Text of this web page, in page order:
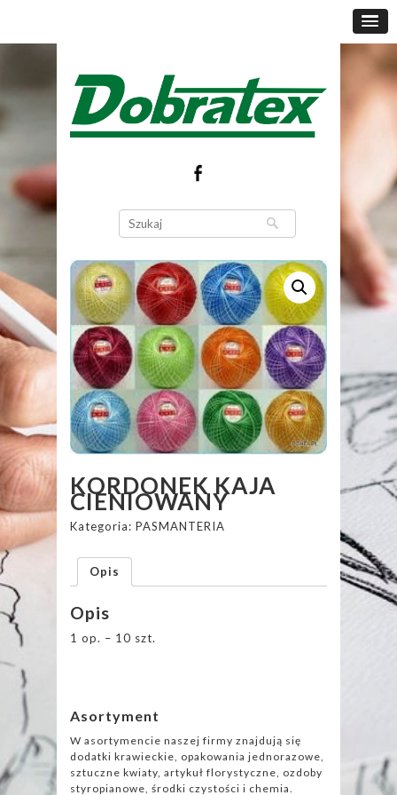
KORDONEK KAJA
CIENIOWANY
Kategoria: PASMANTERIA
Opis
Opis
1 op. – 10 szt.
Asortyment
W asortymencie naszej firmy znajdują się
dodatki krawieckie, opakowania jednorazowe,
sztuczne kwiaty, artykuł florystyczne, ozdoby
styropianowe, środki czystości i chemia.